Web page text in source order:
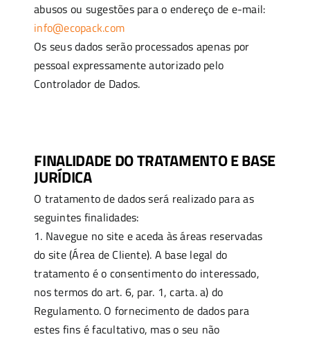
abusos ou sugestões para o endereço de e-mail:
info@ecopack.com
Os seus dados serão processados ​​apenas por
pessoal expressamente autorizado pelo
Controlador de Dados.
FINALIDADE DO TRATAMENTO E BASE
JURÍDICA
O tratamento de dados será realizado para as
seguintes finalidades:
1. Navegue no site e aceda às áreas reservadas
do site (Área de Cliente). A base legal do
tratamento é o consentimento do interessado,
nos termos do art. 6, par. 1, carta. a) do
Regulamento. O fornecimento de dados para
estes fins é facultativo, mas o seu não